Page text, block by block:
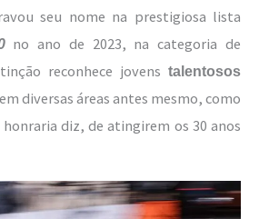
seu nome na prestigiosa lista
no ano de 2023, na categoria de
reconhece jovens talentosos
em diversas áreas antes mesmo, como
diz, de atingirem os 30 anos